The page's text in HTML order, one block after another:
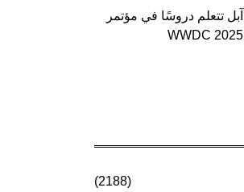
آبل تتعلم دروسًا في مؤتمر
WWDC 2025
(2188)